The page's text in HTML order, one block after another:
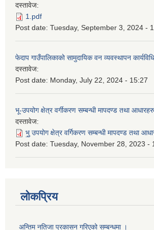
दस्तावेज:
1.pdf
Post date: Tuesday, September 3, 2024 -
फेदाप गाउँपालिकाको सामुदायिक वन व्यवस्थापन
दस्तावेज:
Post date: Monday, July 22, 2024 - 15:27
भू-उपयोग क्षेत्र वर्गीकरण सम्बन्धी मापदण्ड तथा
दस्तावेज:
भु॒ उपयोग क्षेत्र वर्गिकरण सम्बन्धी मापदण्ड तथा
Post date: Tuesday, November 28, 2023 -
लोकप्रिय
अन्तिम नतिजा प्रकासन गरिएको सम्बन्धमा ।